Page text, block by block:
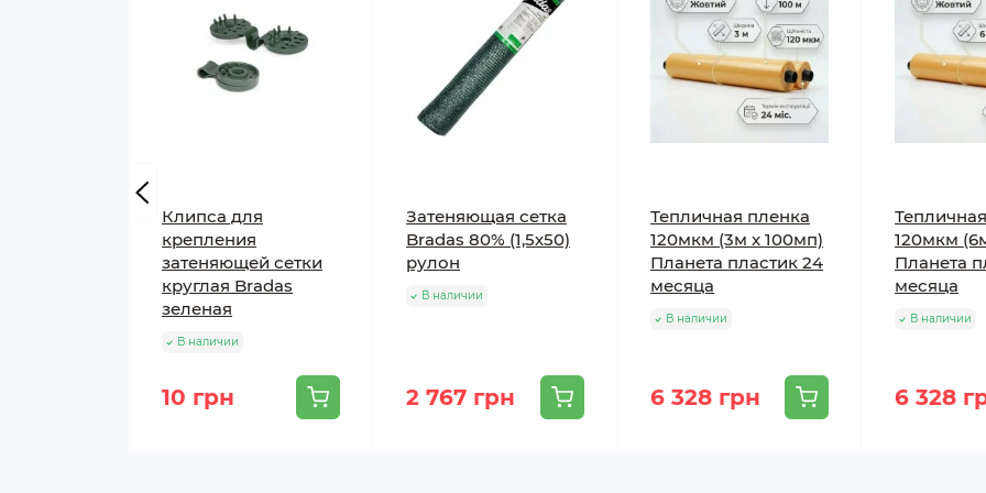
Клипса для
крепления
затеняющей сетки
круглая Bradas
зеленая
В наличии
10 грн
Затеняющая сетка
Bradas 80% (1,5х50)
рулон
В наличии
2 767 грн
Тепличная пленка
120мкм (3м x 100мп)
Планета пластик 24
месяца
В наличии
6 328 грн
120мкм
Планета
месяца
В наличии
6 328